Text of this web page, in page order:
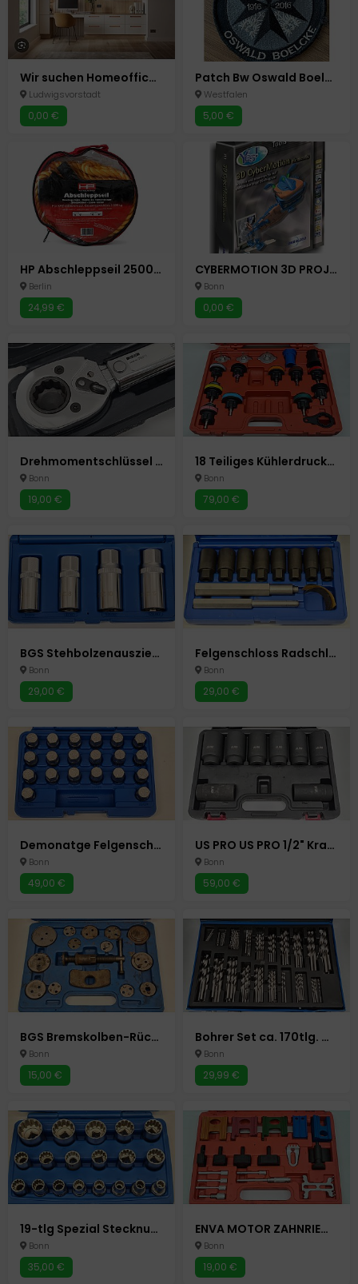
Wir suchen Homeoffice-Job - zuverlässig, motiviert und flexibel
Ludwigsvorstadt
0,00 €
Patch Bw Oswald Boelcke Klett
Westfalen
5,00 €
HP Abschleppseil 2500 kg 4m 18mm KFZ Auto Pannenhilfe
Berlin
24,99 €
CYBERMOTION 3D PROJEKTE HAUS KÜCHE BAD GRAFIK ANIMATION PC 3D YES
Bonn
0,00 €
Drehmomentschlüssel 1/2" 10-210 Nm Modell AZ-200 Unitec
Bonn
19,00 €
18 Teiliges Kühlerdruckprüfer Set Autokühlsysteme Autowerkzeug Auto Werkzeuge
Bonn
79,00 €
BGS Stehbolzenauszieher Satz 4 Teilig Autowerkzeug Auto Werkzeuge
Bonn
29,00 €
Felgenschloss Radschloss Radsicherung Radbolzen Abzieher Knacker
Bonn
29,00 €
Demonatge Felgenschloss Radbolzen Radsicherung lösen Autowerkzeug Auto Werkzeuge
Bonn
49,00 €
US PRO US PRO 1/2" Kraft-Schlagschrauber-Nüsse Schlagnuss-Satz 8 Stück Autowerkzeug Auto Werkzeuge
Bonn
59,00 €
BGS Bremskolben-Rückstell-Satz | 14-tlg. Autowerkzeug Auto Werkzeuge
Bonn
15,00 €
Bohrer Set ca. 170tlg. Metallbohrer 1-10mm Spiralbohrer Holzbohrer
Bonn
29,99 €
19-tlg Spezial Stecknuss Satz 10 - 32 mm Für 85% Defekte Abgerundete Mutter 1/2" Autowerkzeug Auto Werkzeuge
Bonn
35,00 €
ENVA MOTOR ZAHNRIEMEN WERKZEUG 19-tlg. EINSTELLWERKZEUG ARRETIERWERKZEUG Autowerkzeug Auto Werkzeuge
Bonn
19,00 €